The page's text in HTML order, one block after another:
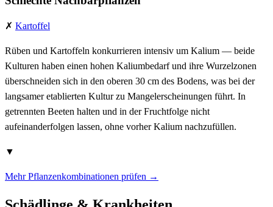
✗ Kartoffel
Rüben und Kartoffeln konkurrieren intensiv um Kalium — beide
Kulturen haben einen hohen Kaliumbedarf und ihre Wurzelzonen
überschneiden sich in den oberen 30 cm des Bodens, was bei der
langsamer etablierten Kultur zu Mangelerscheinungen führt. In
getrennten Beeten halten und in der Fruchtfolge nicht
aufeinanderfolgen lassen, ohne vorher Kalium nachzufüllen.
▼
Mehr Pflanzenkombinationen prüfen →